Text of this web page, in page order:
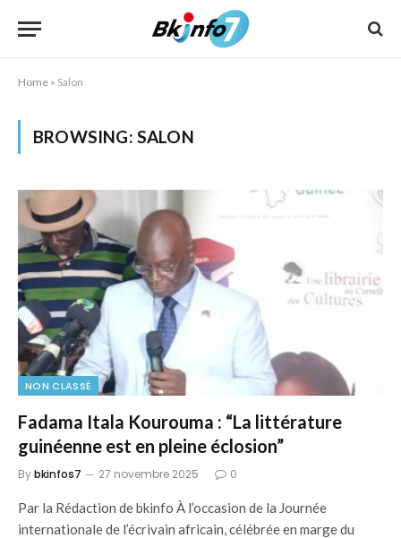
Home » Salon
BROWSING: SALON
NON CLASSÉ
Fadama Itala Kourouma : “La littérature
guinéenne est en pleine éclosion”
Bybkinfos7 27 novembre 2025 0
Par la Rédaction de bkinfo À l’occasion de la Journée
internationale de l’écrivain africain, célébrée en marge du